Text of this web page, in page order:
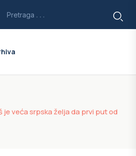
je veća srpska želja da prvi put od